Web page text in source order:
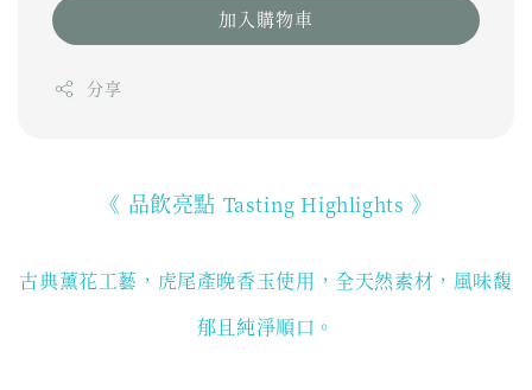
加入購物車
分享
《 品飲亮點 Tasting Highlights 》
古典薰花工藝，虎尾產晚香玉使用 ，全天然素材，風味馥
郁且純淨順口。